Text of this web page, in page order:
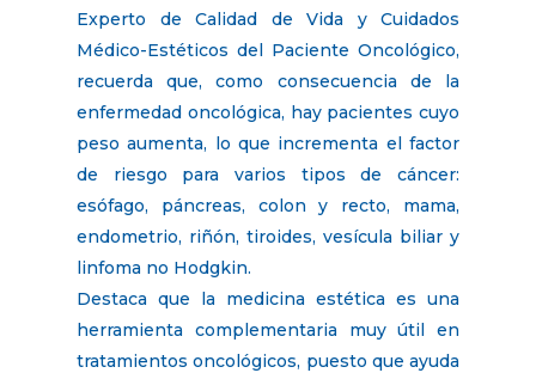
Experto de Calidad de Vida y Cuidados
Médico-Estéticos del Paciente Oncológico,
recuerda que, como consecuencia de la
enfermedad oncológica, hay pacientes cuyo
peso aumenta, lo que incrementa el factor
de riesgo para varios tipos de cáncer:
esófago, páncreas, colon y recto, mama,
endometrio, riñón, tiroides, vesícula biliar y
linfoma no Hodgkin.
Destaca que la medicina estética es una
herramienta complementaria muy útil en
tratamientos oncológicos, puesto que ayuda